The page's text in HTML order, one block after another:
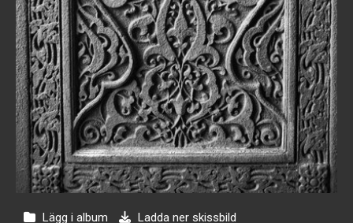
Lägg i album Ladda ner skissbild